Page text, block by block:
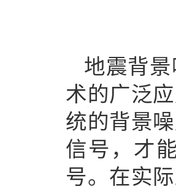
地震背
术的广泛
统的背景
信号，才
号。在实